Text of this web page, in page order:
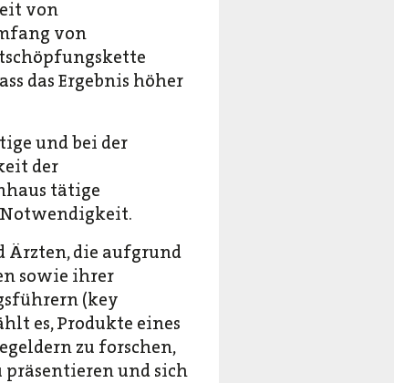
von
von
das Ergebnis höher
und bei der
der
tätige
Ärzten, die aufgrund
sowie ihrer
(key
es, Produkte eines
zu forschen,
präsentieren und sich